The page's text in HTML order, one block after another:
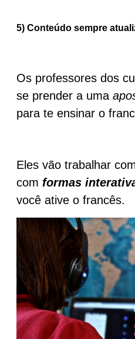
5) Conteúdo sempre
Os professores dos
se prender a uma
para te ensinar o
Eles vão trabalhar
com formas
você ative o francês.